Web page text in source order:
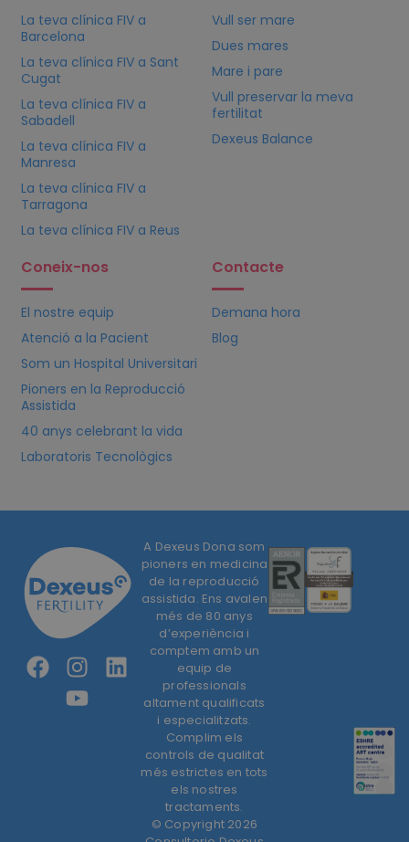
La teva clínica FIVa
Barcelona
La teva clínica FIVa Sant
Cugat
La teva clínica FIVa
Sabadell
La teva clínica FIVa
Manresa
La teva clínica FIVa
Tarragona
La teva clínica FIVa Reus
Vull ser mare
Dues mares
Mare i pare
Vull preservar la meva
fertilitat
Dexeus Balance
Coneix-nos
El nostre equip
Atenció a la Pacient
Som un Hospital Universitari
Pioners en la Reproducció
Assistida
40 anys celebrant la vida
Laboratoris Tecnològics
Contacte
Demana hora
Blog
A Dexeus Dona som
pioners en medicina
de la reproducció
assistida. Ens avalen
més de 80 anys
d’experiència i
comptem amb un
equip de
professionals
altament qualificats
i especialitzats.
Complim els
controls de qualitat
més estrictes en tots
els nostres
tractaments.
© Copyright 2026